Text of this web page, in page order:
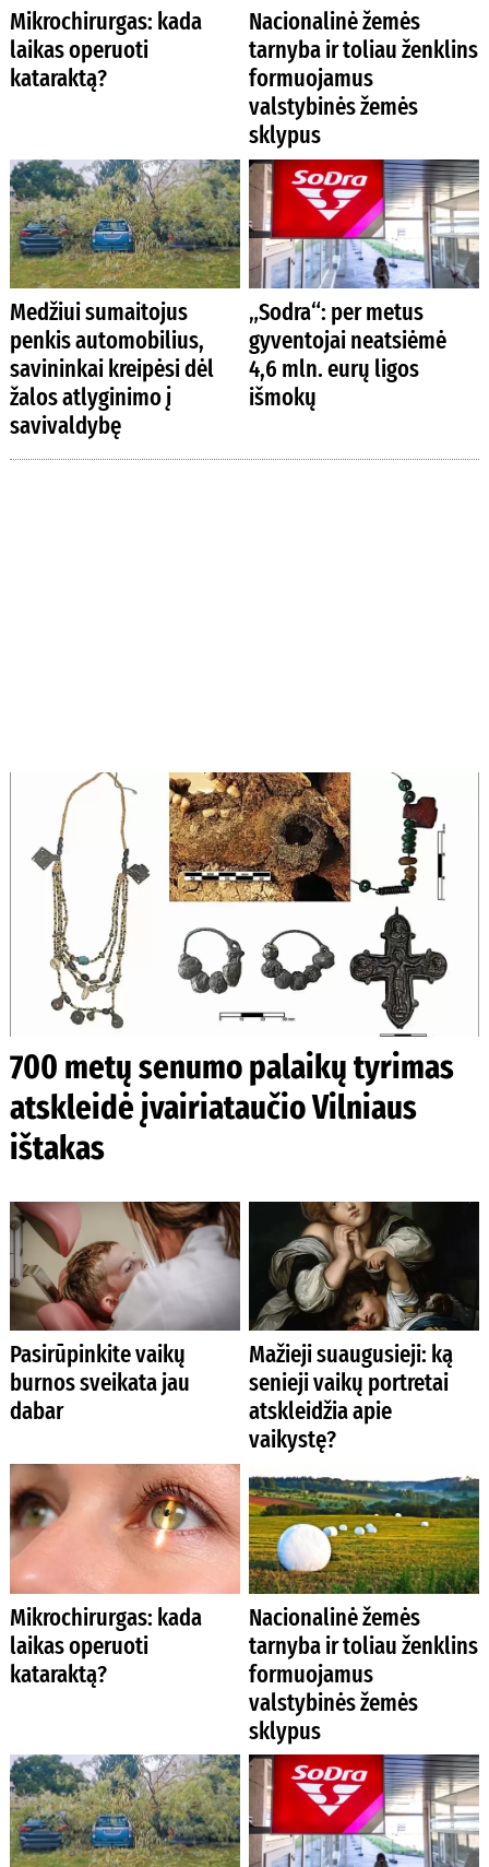
Mikrochirurgas: kada
laikas operuoti
kataraktą?
Nacionalinė žemės
tarnyba ir toliau ženklins
formuojamus
valstybinės žemės
sklypus
Medžiui sumaitojus
penkis automobilius,
savininkai kreipėsi dėl
žalos atlyginimo į
savivaldybę
„Sodra“: per metus
gyventojai neatsiėmė
4,6 mln. eurų ligos
išmokų
700 metų senumo palaikų tyrimas
atskleidė įvairiataučio Vilniaus
ištakas
Pasirūpinkite vaikų
burnos sveikata jau
dabar
Mažieji suaugusieji: ką
senieji vaikų portretai
atskleidžia apie
vaikystę?
Mikrochirurgas: kada
laikas operuoti
kataraktą?
Nacionalinė žemės
tarnyba ir toliau ženklins
formuojamus
valstybinės žemės
sklypus